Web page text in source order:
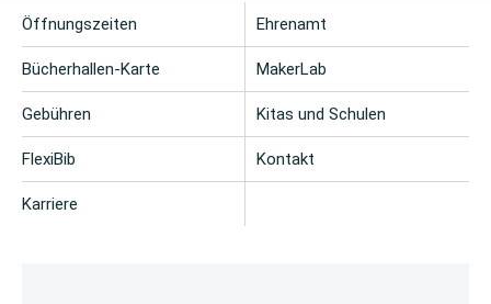
Öffnungszeiten
Bücherhallen-Karte
Gebühren
FlexiBib
Karriere
Ehrenamt
MakerLab
Kitas und Schulen
Kontakt